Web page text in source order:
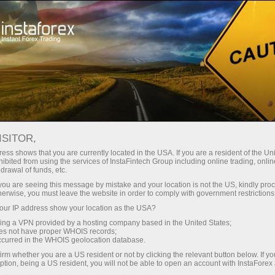
Mengenai InstaForex
InstaSport
Bercita-cita tinggi, gigih, dan berkeinginan
tinggi - ini semua berkaitan dengan rakan niaga
dan duta jenama kami. Dapatkan inspirasi dari
model mereka dan capai lebih banyak
shows that you are currently located in the USA. If you are a resident of the
from using the services of InstaFintech Group including online trading,
of funds, etc.
are seeing this message by mistake and your location is not the US, kindly
you must leave the website in order to comply with government
IP address show your location as the USA?
a VPN provided by a hosting company based in the United States;
not have proper WHOIS records;
in the WHOIS geolocation database.
whether you are a US resident or not by clicking the relevant button below. If
being a US resident, you will not be able to open an account with InstaForex